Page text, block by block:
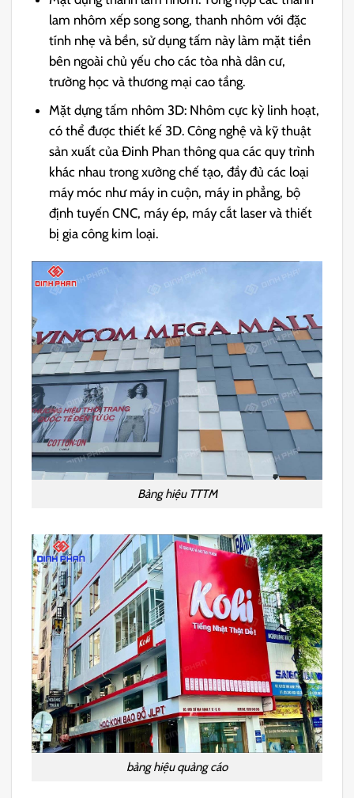
lam nhôm xếp song song, thanh nhôm với đặc
tính nhẹ và bền, sử dụng tấm này làm mặt tiền
bên ngoài chủ yếu cho các tòa nhà dân cư,
trường học và thương mại cao tầng.
Mặt dựng tấm nhôm 3D: Nhôm cực kỳ linh hoạt,
có thể được thiết kế 3D. Công nghệ và kỹ thuật
sản xuất của Đinh Phan thông qua các quy trình
khác nhau trong xưởng chế tạo, đầy đủ các loại
máy móc như máy in cuộn, máy in phẳng, bộ
định tuyến CNC, máy ép, máy cắt laser và thiết
bị gia công kim loại.
Bảng hiệu TTTM
bảng hiệu quảng cáo